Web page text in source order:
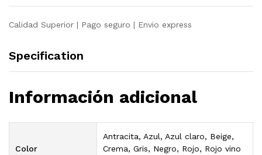
Calidad Superior | Pago seguro | Envio express
Specification
Información adicional
Color
Antracita, Azul, Azul claro, Beige,
Crema, Gris, Negro, Rojo, Rojo vino